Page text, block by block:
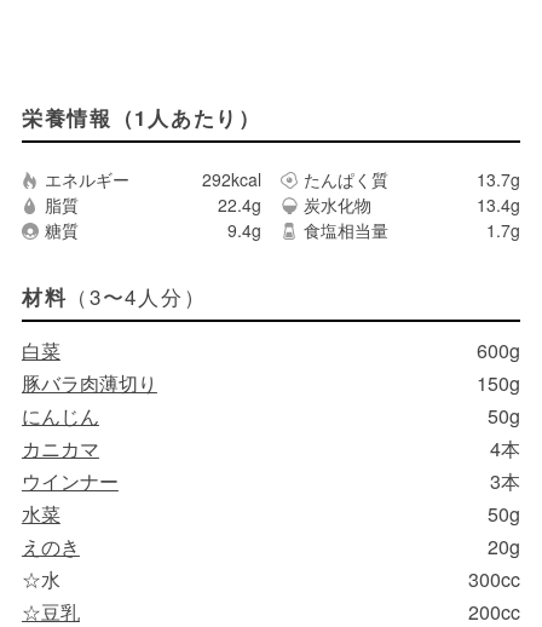
栄養情報（1人あたり）
エネルギー 292kcal たんぱく質
13.7g
脂質
22.4g 炭水化物
13.4g
糖質
9.4g 食塩相当量 1.7g
材料 （3〜4人分）
白菜
600g
豚バラ肉薄切り
150g
にんじん
50g
カニカマ
4本
ウインナー
3本
水菜
50g
えのき
20g
☆水
300cc
☆豆乳
200cc